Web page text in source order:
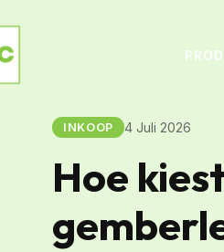
INKOOP 4 Juli 2026
Hoe